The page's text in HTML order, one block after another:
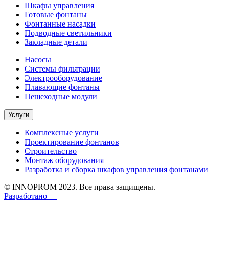
Шкафы управления
Готовые фонтаны
Фонтанные насадки
Подводные светильники
Закладные детали
Насосы
Системы фильтрации
Электрооборудование
Плавающие фонтаны
Пешеходные модули
Услуги
Комплексные услуги
Проектирование фонтанов
Строительство
Монтаж оборудования
Разработка и сборка шкафов управления фонтанами
© INNOPROM 2023. Все права защищены.
Разработано —